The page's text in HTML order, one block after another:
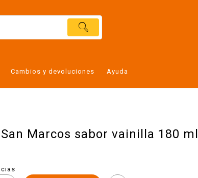
Cambios y devoluciones Ayuda
Marcos sabor vainilla 180 ml